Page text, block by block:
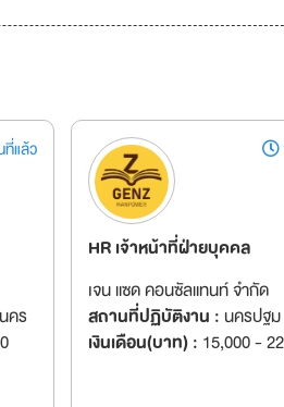
แล้ว
คร
HR เจ้าหน้าที่ฝ่ายบุคคล
เจน แซด คอนซัลแทนท์ จำกัด
สถานที่ปฏิบัติงาน : นครปฐม
เงินเดือน(บาท) : 15,000 -